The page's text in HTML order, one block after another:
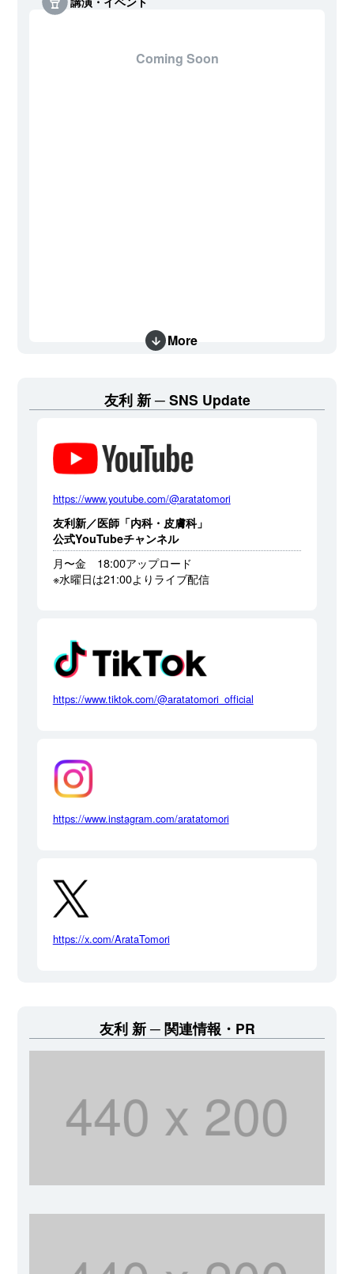
Coming Soon
More
友利 新 SNS Update
https://www.youtube.com/@aratatomori
友利新／医師「内科・皮膚科」
公式YouTubeチャンネル
月〜金 18:00アップロード
※水曜日は21:00よりライブ配信
https://www.tiktok.com/@aratatomori_official
https://www.instagram.com/aratatomori
https://x.com/ArataTomori
友利 新 関連情報・PR